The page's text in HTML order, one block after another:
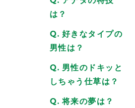
前向きで明るい
2024/10/15 |
社員旅行が北海
とても楽しかっ
2024/06/06 |
は？
好きなタイプの
男性は？
男性のドキッと
しちゃう仕草は？
将来の夢は？